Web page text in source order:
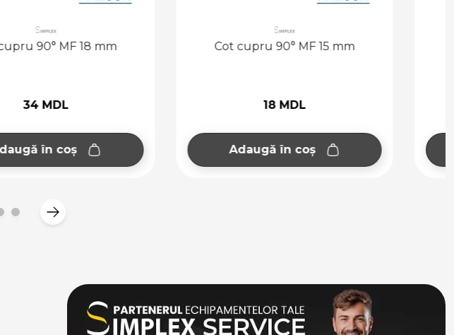
Cot cupru 90° MF 15 mm
Adaugă în coș
Colier CU teava 15
Adaugă în coș